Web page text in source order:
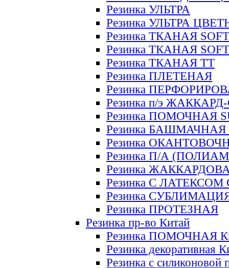
Резинка УЛЬТРА
Резинка УЛЬТРА
Резинка ТКАНАЯ SOFT
Резинка ТКАНАЯ
Резинка ТКАНАЯ ТТ
Резинка ПЛЕТЕНАЯ
Резинка
Резинка п/э
Резинка ПОМОЧНАЯ
Резинка БАШМАЧНАЯ
Резинка
Резинка П/А
Резинка
Резинка С ЛАТЕКСОМ
Резинка
Резинка ПРОТЕЗНАЯ
Резинка пр-во Китай
Резинка ПОМОЧНАЯ
Резинка декоративная
Резинка с силиконовой